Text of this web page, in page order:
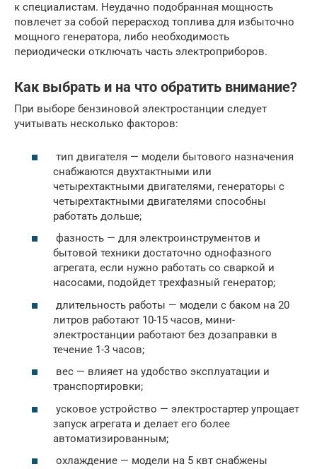
к специалистам. Неудачно подобранная мощность
повлечет за собой перерасход топлива для избыточно
мощного генератора, либо необходимость
периодически отключать часть электроприборов.
Как выбрать и на что обратить внимание?
При выборе бензиновой электростанции следует
учитывать несколько факторов:
тип двигателя — модели бытового назначения
снабжаются двухтактными или
четырехтактными двигателями, генераторы с
четырехтактными двигателями способны
работать дольше;
фазность — для электроинструментов и
бытовой техники достаточно однофазного
агрегата, если нужно работать со сваркой и
насосами, подойдет трехфазный генератор;
длительность работы — модели с баком на 20
литров работают 10-15 часов, мини-
электростанции работают без дозаправки в
течение 1-3 часов;
вес — влияет на удобство эксплуатации и
транспортировки;
усковое устройство — электростартер упрощает
запуск агрегата и делает его более
автоматизированным;
охлаждение — модели на 5 квт снабжены